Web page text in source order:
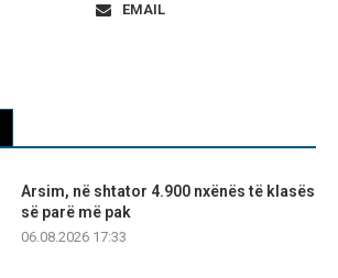
EMAIL
Arsim, në shtator 4.900 nxënës të klasës
së parë më pak
06.08.2026 17:33